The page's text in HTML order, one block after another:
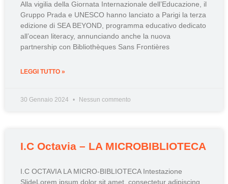
Alla vigilia della Giornata Internazionale dell’Educazione, il
Gruppo Prada e UNESCO hanno lanciato a Parigi la terza
edizione di SEA BEYOND, programma educativo dedicato
all’ocean literacy, annunciando anche la nuova
partnership con Bibliothèques Sans Frontières
LEGGI TUTTO »
30 Gennaio 2024 Nessun commento
I.C Octavia – LA MICROBIBLIOTECA
I.C OCTAVIA LA MICRO-BIBLIOTECA Intestazione
SlideLorem ipsum dolor sit amet, consectetur adipiscing